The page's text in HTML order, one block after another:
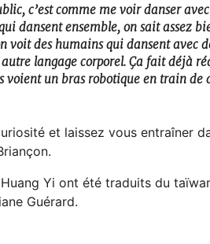
c’est comme me voir danser
dansent ensemble, on sait assez
voit des humains qui dansent avec
langage corporel. Ça fait déjà
voient un bras robotique en train
et laissez vous entraîner
Yi ont été traduits du
Guérard.